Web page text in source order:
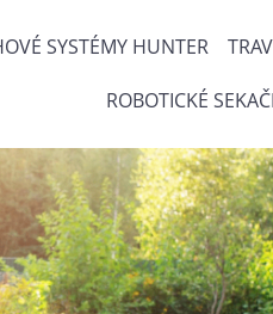
SYSTÉMY HUNTER
ROBOTICKÉ